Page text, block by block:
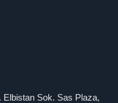
Elbistan Sok. Sas Plaza,